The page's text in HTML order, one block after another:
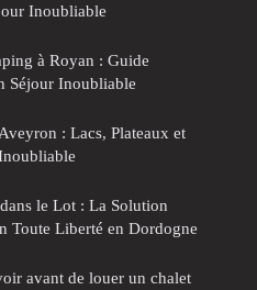
Inoubliable
à Royan : Guide
Séjour Inoubliable
: Lacs, Plateaux et
le Lot : La Solution
Toute Liberté en Dordogne
avant de louer un chalet